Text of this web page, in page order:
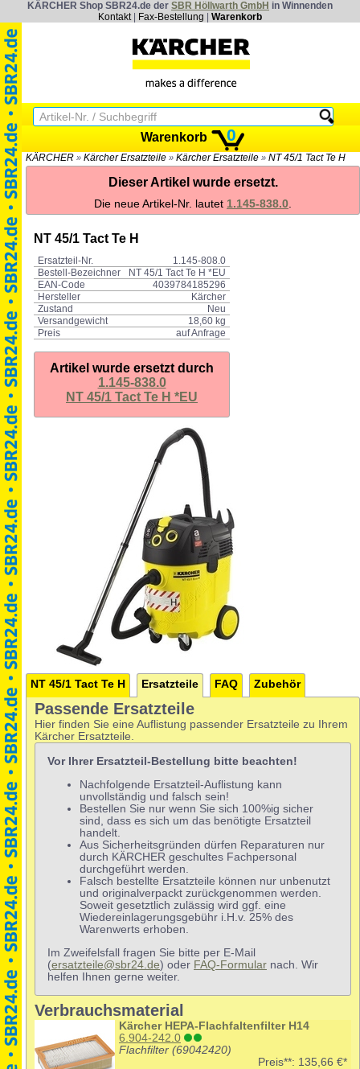
KÄRCHER Shop SBR24.de der SBR Höllwarth GmbH in Winnenden
Kontakt| Fax-Bestellung Warenkorb
Warenkorb 0
KÄRCHER » Kärcher Ersatzteile » Kärcher Ersatzteile » NT 45/1 Tact Te H
Dieser Artikel wurde ersetzt.
Die neue Artikel-Nr. lautet 1.145-838.0.
NT 45/1 Tact Te H
Ersatzteil-Nr.
1.145-808.0
Bestell-Bezeichner
NT 45/1 Tact Te H *EU
EAN-Code
4039784185296
Hersteller
Kärcher
Zustand
Neu
Versandgewicht
18,60 kg
Preis
auf Anfrage
Artikel wurde ersetzt durch
1.145-838.0
NT 45/1 Tact Te H *EU
NT 45/1 Tact Te H Ersatzteile FAQ Zubehör
Passende Ersatzteile
Hier finden Sie eine Auflistung passender Ersatzteile zu Ihrem
Kärcher Ersatzteile.
Vor Ihrer Ersatzteil-Bestellung bitte beachten!
Nachfolgende Ersatzteil-Auflistung kann
unvollständig und falsch sein!
Bestellen Sie nur wenn Sie sich 100%ig sicher
sind, dass es sich um das benötigte Ersatzteil
handelt.
Aus Sicherheitsgründen dürfen Reparaturen nur
durch KÄRCHER geschultes Fachpersonal
durchgeführt werden.
Falsch bestellte Ersatzteile können nur unbenutzt
und originalverpackt zurückgenommen werden.
Soweit gesetztlich zulässig wird ggf. eine
Wiedereinlagerungsgebühr i.H.v. 25% des
Warenwerts erhoben.
Im Zweifelsfall fragen Sie bitte per E-Mail
(ersatzteile@sbr24.de) oder FAQ-Formular nach. Wir
helfen Ihnen gerne weiter.
Verbrauchsmaterial
Kärcher HEPA-Flachfaltenfilter H14
6.904-242.0
Flachfilter (69042420)
Preis**: 135,66 €*